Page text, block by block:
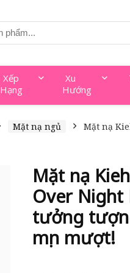
Xếp
Hạng
Xu
Hướng
Mặt nạ ngủ
Mặt nạ
Mặt nạ
Over Night
tưởng
mịn mượt!